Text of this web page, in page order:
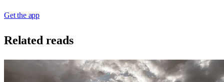
Get the app
Related reads